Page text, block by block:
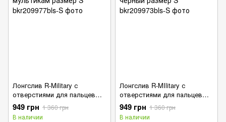
Лонгслив R-Military с
отверстиями для пальцев
мультикам размер S
949 грн 1 360 грн
В наличии
Лонгслив R-MIlitary с
отверстиями для пальцев
черный размер S
949 грн 1 360 грн
В наличии